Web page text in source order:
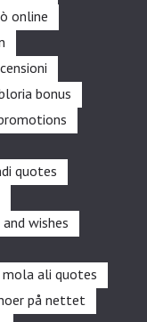
online
bonus
quotes
wishes
mola ali quotes
på nettet